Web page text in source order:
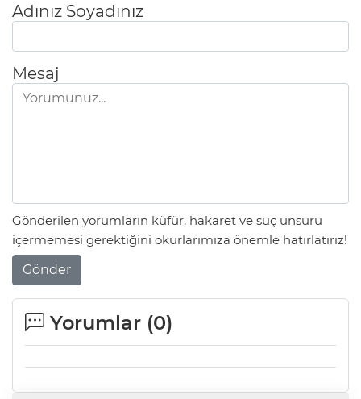
Adınız Soyadınız
Mesaj
Gönderilen yorumların küfür, hakaret ve suç unsuru
içermemesi gerektiğini okurlarımıza önemle hatırlatırız!
Gönder
Yorumlar (0)